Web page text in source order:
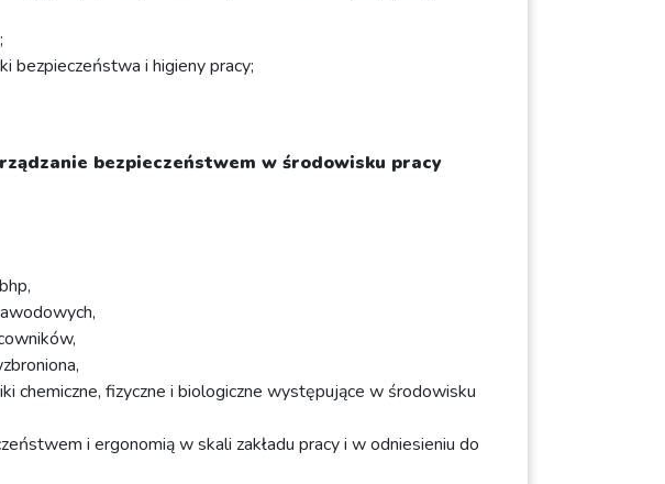
bezpieczeństwa i higieny pracy;
bezpieczeństwem w środowisku pracy
chemiczne, fizyczne i biologiczne występujące w środowisku
i ergonomią w skali zakładu pracy i w odniesieniu do